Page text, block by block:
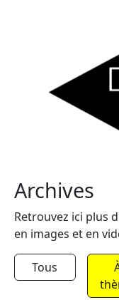
Archives
Retrouvez ici plus
en images et en
Tous